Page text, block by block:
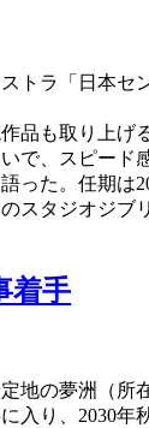
トラ「日本セ
品も取り上げ
で、スピード
った。任期は
スタジオジブ
着手
地の夢洲（所
入り、2030